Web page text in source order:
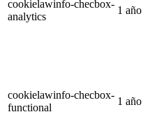
cookielawinfo-checbox-
analytics
1 año
cookielawinfo-checbox-
functional
1 año